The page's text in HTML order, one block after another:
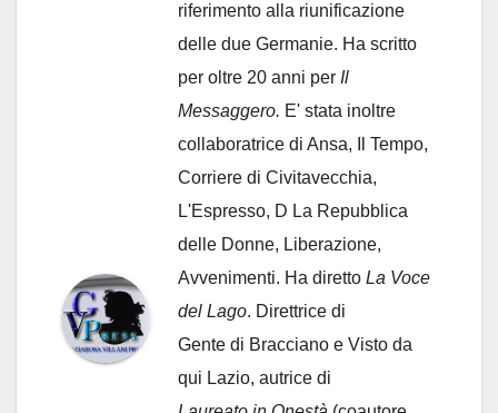
riferimento alla riunificazione
delle due Germanie. Ha scritto
per oltre 20 anni per Il
Messaggero. E' stata inoltre
collaboratrice di Ansa, Il Tempo,
Corriere di Civitavecchia,
L'Espresso, D La Repubblica
delle Donne, Liberazione,
Avvenimenti. Ha diretto La Voce
del Lago. Direttrice di
Gente di Bracciano e Visto da
qui Lazio, autrice di